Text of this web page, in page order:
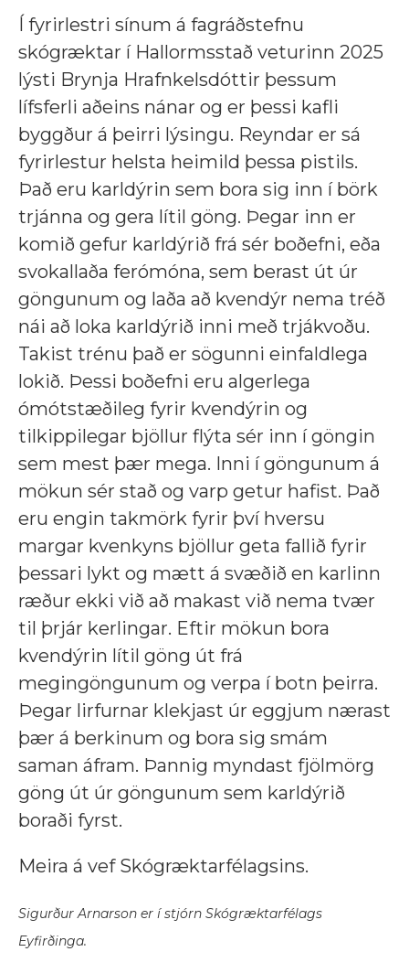
Í fyrirlestri sínum á fagráðstefnu
skógræktar í Hallormsstað veturinn 2025
lýsti Brynja Hrafnkelsdóttir þessum
lífsferli aðeins nánar og er þessi kafli
byggður á þeirri lýsingu. Reyndar er sá
fyrirlestur helsta heimild þessa pistils.
Það eru karldýrin sem bora sig inn í börk
trjánna og gera lítil göng. Þegar inn er
komið gefur karldýrið frá sér boðefni, eða
svokallaða ferómóna, sem berast út úr
göngunum og laða að kvendýr nema tréð
nái að loka karldýrið inni með trjákvoðu.
Takist trénu það er sögunni einfaldlega
lokið. Þessi boðefni eru algerlega
ómótstæðileg fyrir kvendýrin og
tilkippilegar bjöllur flýta sér inn í göngin
sem mest þær mega. Inni í göngunum á
mökun sér stað og varp getur hafist. Það
eru engin takmörk fyrir því hversu
margar kvenkyns bjöllur geta fallið fyrir
þessari lykt og mætt á svæðið en karlinn
ræður ekki við að makast við nema tvær
til þrjár kerlingar. Eftir mökun bora
kvendýrin lítil göng út frá
megingöngunum og verpa í botn þeirra.
Þegar lirfurnar klekjast úr eggjum nærast
þær á berkinum og bora sig smám
saman áfram. Þannig myndast fjölmörg
göng út úr göngunum sem karldýrið
boraði fyrst.
Meira á vef Skógræktarfélagsins.
Sigurður Arnarson er í stjórn Skógræktarfélags
Eyfirðinga.